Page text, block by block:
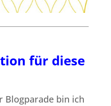
für diese
Blogparade bin ich